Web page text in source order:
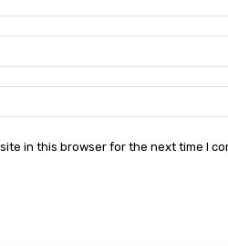
in this browser for the next time I